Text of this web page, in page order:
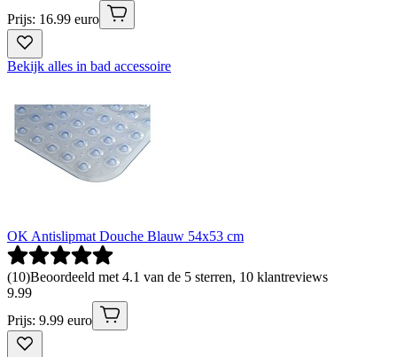
Prijs: 16.99 euro
Bekijk alles in bad accessoire
OK Antislipmat Douche Blauw 54x53 cm
(10)Beoordeeld met 4.1 van de 5 sterren, 10 klantreviews
9.99
Prijs: 9.99 euro